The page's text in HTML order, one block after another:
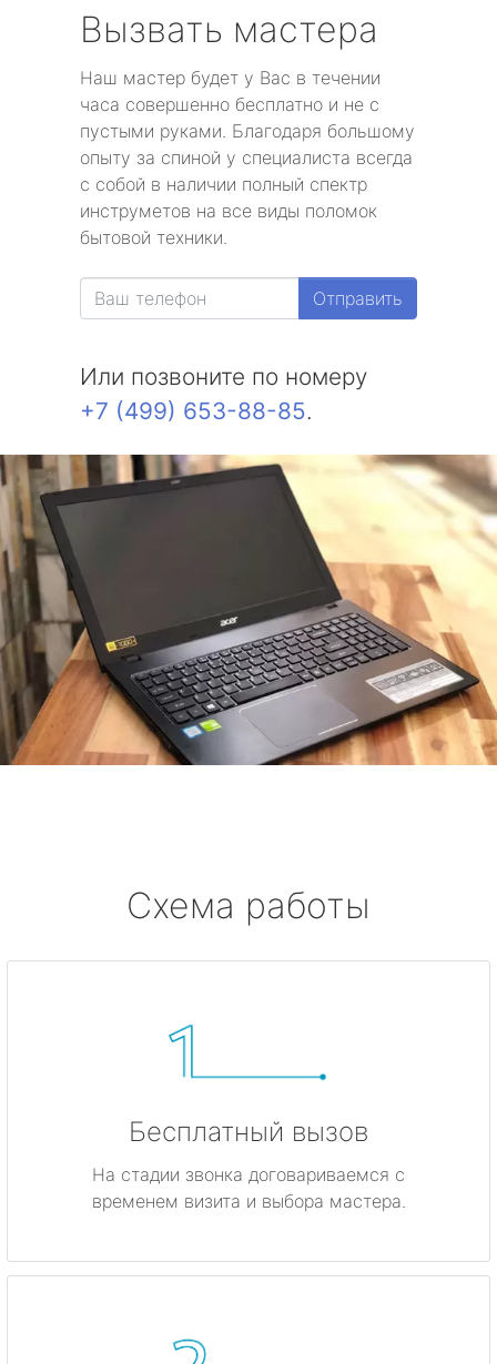
Вызвать мастера
Наш мастер будет у Вас в течении
часа совершенно бесплатно и не с
пустыми руками. Благодаря большому
опыту за спиной у специалиста всегда
с собой в наличии полный спектр
инструметов на все виды поломок
бытовой техники.
Отправить
Или позвоните по номеру
+7 (499) 653-88-85.
Схема работы
Бесплатный вызов
На стадии звонка договариваемся с
временем визита и выбора мастера.